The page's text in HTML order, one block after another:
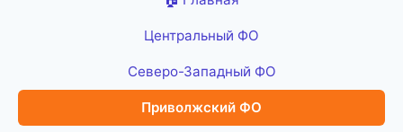
Центральный ФО
Северо-Западный ФО
Приволжский ФО